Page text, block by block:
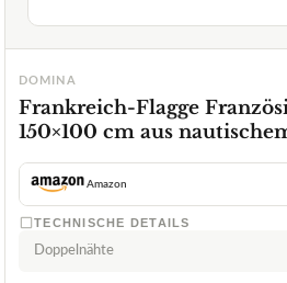
DOMINA
Frankreich-Flagge
150×100 cm aus
Amazon
TECHNISCHE DETAILS
Doppelnähte